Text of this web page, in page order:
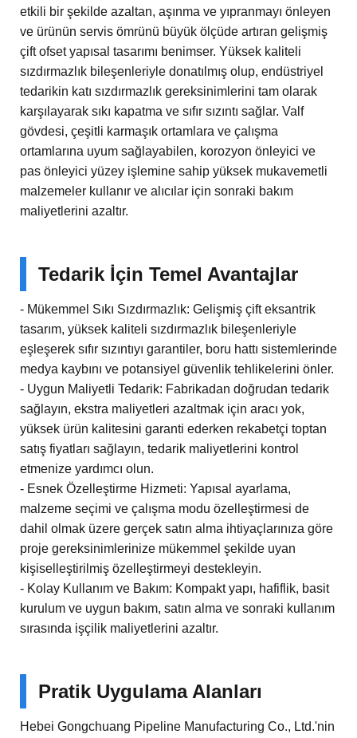
etkili bir şekilde azaltan, aşınma ve yıpranmayı önleyen
ve ürünün servis ömrünü büyük ölçüde artıran gelişmiş
çift ofset yapısal tasarımı benimser. Yüksek kaliteli
sızdırmazlık bileşenleriyle donatılmış olup, endüstriyel
tedarikin katı sızdırmazlık gereksinimlerini tam olarak
karşılayarak sıkı kapatma ve sıfır sızıntı sağlar. Valf
gövdesi, çeşitli karmaşık ortamlara ve çalışma
ortamlarına uyum sağlayabilen, korozyon önleyici ve
pas önleyici yüzey işlemine sahip yüksek mukavemetli
malzemeler kullanır ve alıcılar için sonraki bakım
maliyetlerini azaltır.
Tedarik İçin Temel Avantajlar
- Mükemmel Sıkı Sızdırmazlık: Gelişmiş çift eksantrik
tasarım, yüksek kaliteli sızdırmazlık bileşenleriyle
eşleşerek sıfır sızıntıyı garantiler, boru hattı sistemlerinde
medya kaybını ve potansiyel güvenlik tehlikelerini önler.
- Uygun Maliyetli Tedarik: Fabrikadan doğrudan tedarik
sağlayın, ekstra maliyetleri azaltmak için aracı yok,
yüksek ürün kalitesini garanti ederken rekabetçi toptan
satış fiyatları sağlayın, tedarik maliyetlerini kontrol
etmenize yardımcı olun.
- Esnek Özelleştirme Hizmeti: Yapısal ayarlama,
malzeme seçimi ve çalışma modu özelleştirmesi de
dahil olmak üzere gerçek satın alma ihtiyaçlarınıza göre
proje gereksinimlerinize mükemmel şekilde uyan
kişiselleştirilmiş özelleştirmeyi destekleyin.
- Kolay Kullanım ve Bakım: Kompakt yapı, hafiflik, basit
kurulum ve uygun bakım, satın alma ve sonraki kullanım
sırasında işçilik maliyetlerini azaltır.
Pratik Uygulama Alanları
Hebei Gongchuang Pipeline Manufacturing Co., Ltd.'nin